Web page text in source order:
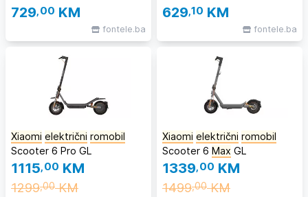
729,00 KM
fontele.ba
629,10 KM
fontele.ba
Xiaomi električni romobil
Scooter 6 Pro GL
1115,00 KM
1299,00KM
Xiaomi električni romobil
Scooter 6 Max GL
1339,00 KM
1499,00KM